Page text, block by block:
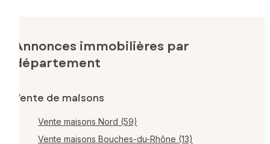
Annonces immobilières par
département
Vente de maisons
Vente maisons Nord (59)
Vente maisons Bouches-du-Rhône (13)